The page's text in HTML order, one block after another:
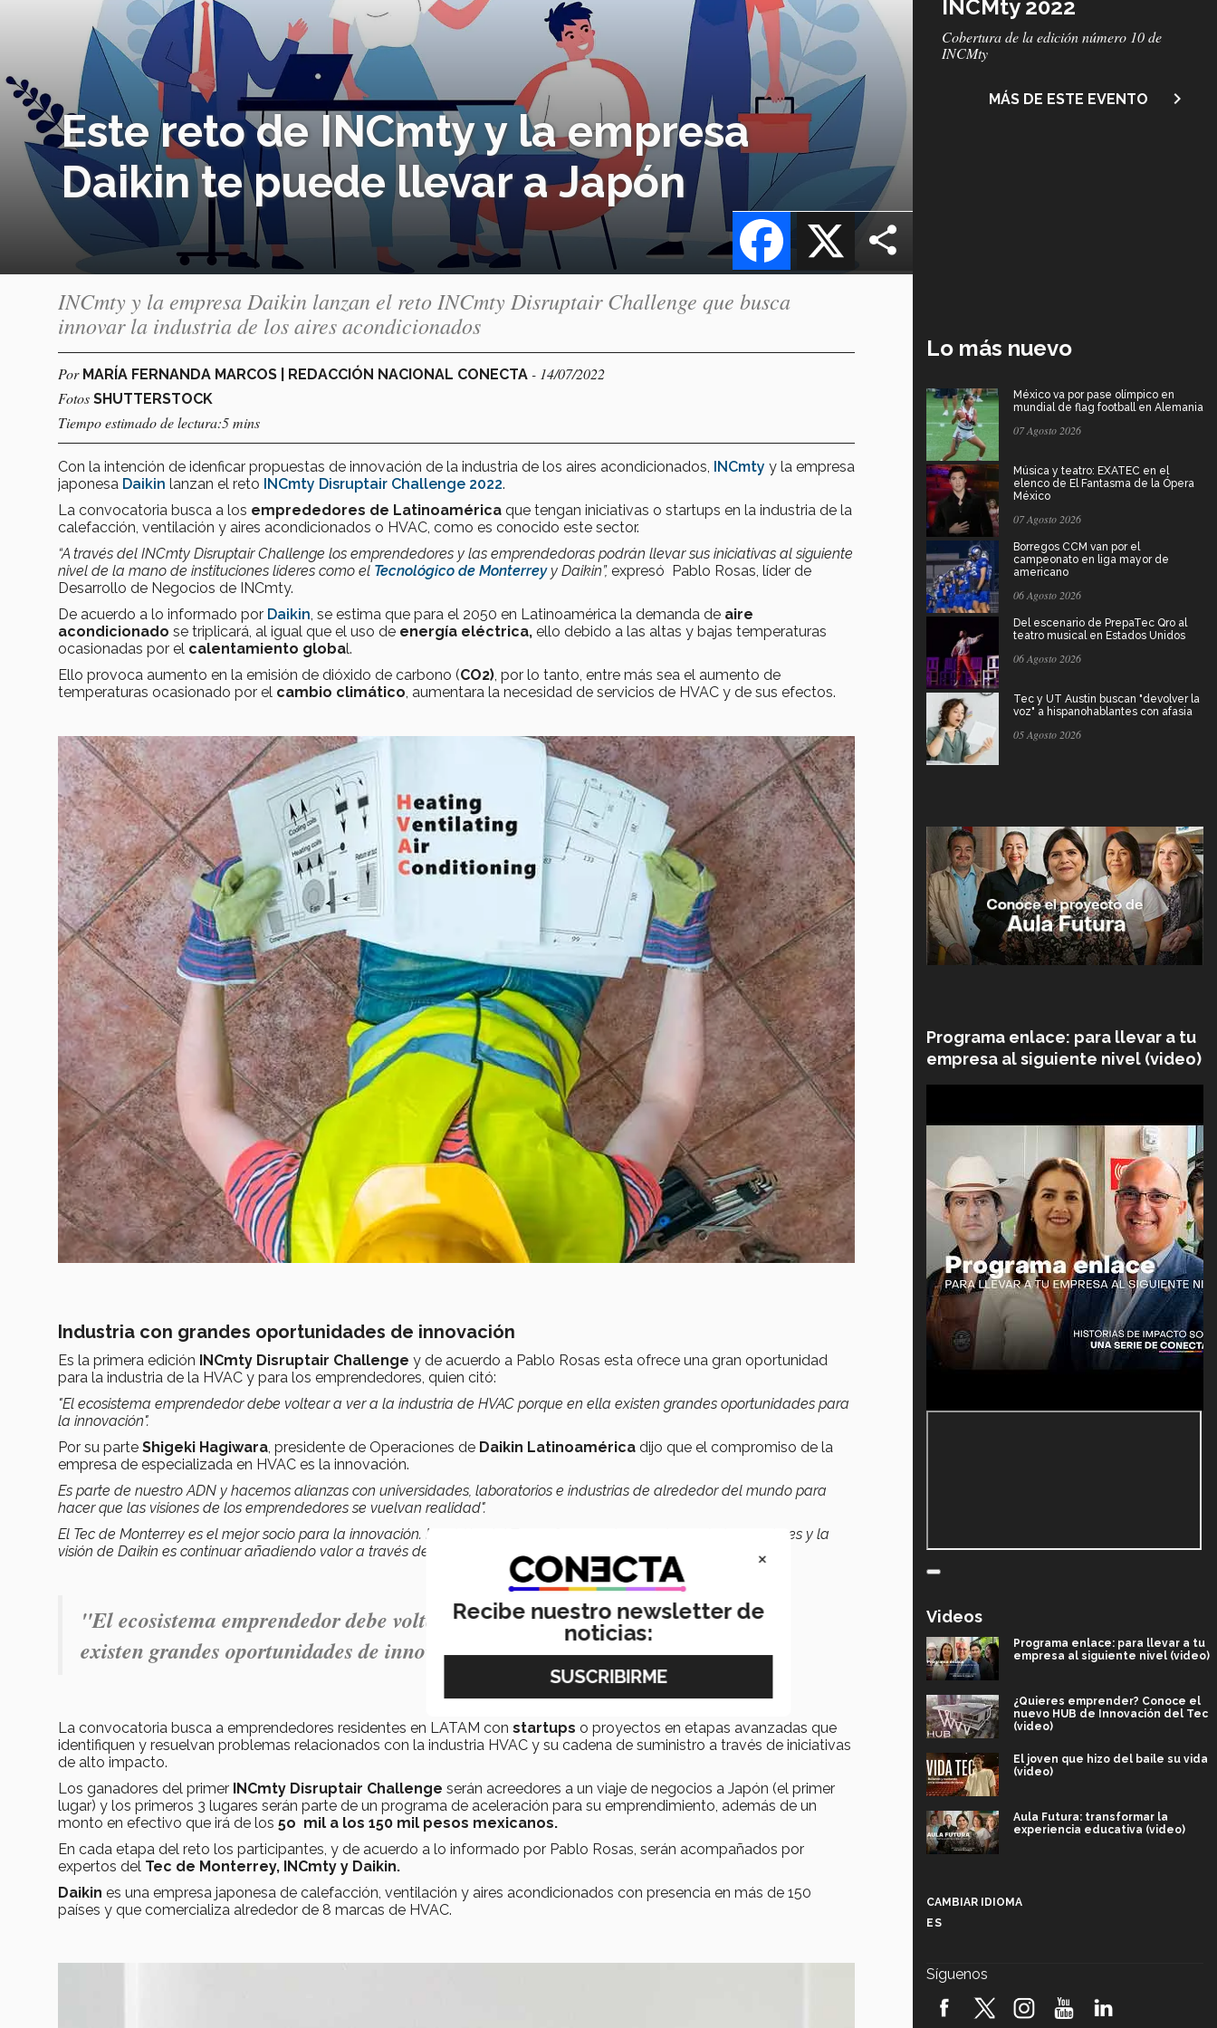
Este reto de INCmty y la empresa
Daikin te puede llevar a Japón
X
Facebook
INCMty 2022
Subtítulo
Cobertura de la edición número 10 de
INCMty
MÁS DE ESTE EVENTO navigate_next
INCmty y la empresa Daikin lanzan el reto INCmty Disruptair Challenge que busca
innovar la industria de los aires acondicionados
Por MARÍA FERNANDA MARCOS | REDACCIÓN NACIONAL CONECTA - 14/07/2022
Fotos SHUTTERSTOCK
Tiempo estimado de lectura:5 mins
Con la intención de idenficar propuestas de innovación de la industria de los aires acondicionados, INCmty y la empresa
japonesa Daikin lanzan el reto INCmty Disruptair Challenge 2022.
La convocatoria busca a los emprededores de Latinoamérica que tengan iniciativas o startups en la industria de la
calefacción, ventilación y aires acondicionados o HVAC, como es conocido este sector.
“A través del INCmty Disruptair Challenge los emprendedores y las emprendedoras podrán llevar sus iniciativas al siguiente
nivel de la mano de instituciones líderes como el Tecnológico de Monterreyy Daikin”, expresó Pablo Rosas, líder de
Desarrollo de Negocios de INCmty.
De acuerdo a lo informado por Daikin, se estima que para el 2050 en Latinoamérica la demanda de aire
acondicionado se triplicará, al igual que el uso de energía eléctrica, ello debido a las altas y bajas temperaturas
ocasionadas por el calentamiento global.
Ello provoca aumento en la emisión de dióxido de carbono (CO2), por lo tanto, entre más sea el aumento de
temperaturas ocasionado por el cambio climático, aumentara la necesidad de servicios de HVAC y de sus efectos.
Industria con grandes oportunidades de innovación
Es la primera edición INCmty Disruptair Challenge y de acuerdo a Pablo Rosas esta ofrece una gran oportunidad
para la industria de la HVAC y para los emprendedores, quien citó:
"El ecosistema emprendedor debe voltear a ver a la industria de HVAC porque en ella existen grandes oportunidades para
la innovación".
Por su parte Shigeki Hagiwara, presidente de Operaciones de Daikin Latinoamérica dijo que el compromiso de la
empresa de especializada en HVAC es la innovación.
Es parte de nuestro ADN y hacemos alianzas con universidades, laboratorios e industrias de alrededor del mundo para
hacer que las visiones de los emprendedores se vuelvan realidad".
El Tec de Monterrey es el mejor socio para la innovación. La visión del Tec es formar a los cuadros más innovadores y la
visión de Daikin es continuar añadiendo valor a través del aire".
"El ecosistema emprendedor debe voltear a ver a la industria de HVAC porque
existen grandes oportunidades de innovación".- Pablo Rosas.
La convocatoria busca a emprendedores residentes en LATAM con startups o proyectos en etapas avanzadas que
identifiquen y resuelvan problemas relacionados con la industria HVAC y su cadena de suministro a través de iniciativas
de alto impacto.
Los ganadores del primer INCmty Disruptair Challenge serán acreedores a un viaje de negocios a Japón (el primer
lugar) y los primeros 3 lugares serán parte de un programa de aceleración para su emprendimiento, además de un
monto en efectivo que irá de los 5o mil a los 150 mil pesos mexicanos.
En cada etapa del reto los participantes, y de acuerdo a lo informado por Pablo Rosas, serán acompañados por
expertos del Tec de Monterrey, INCmty y Daikin.
Daikin es una empresa japonesa de calefacción, ventilación y aires acondicionados con presencia en más de 150
países y que comercializa alrededor de 8 marcas de HVAC.
Lo más nuevo
México va por pase olímpico en
mundial de flag football en Alemania
07 Agosto 2026
Música y teatro: EXATEC en el
elenco de El Fantasma de la Ópera
México
07 Agosto 2026
Borregos CCM van por el
campeonato en liga mayor de
americano
06 Agosto 2026
Del escenario de PrepaTec Qro al
teatro musical en Estados Unidos
06 Agosto 2026
Tec y UT Austin buscan "devolver la
voz" a hispanohablantes con afasia
05 Agosto 2026
Programa enlace: para llevar a tu
empresa al siguiente nivel (video)
Videos
Programa enlace: para llevar a tu
empresa al siguiente nivel (video)
¿Quieres emprender? Conoce el
nuevo HUB de Innovación del Tec
(video)
El joven que hizo del baile su vida
(video)
Aula Futura: transformar la
experiencia educativa (video)
robótica FIRST 2026! (video)
CAMBIAR IDIOMA
ES
Síguenos
×
Recibe nuestro newsletter de
noticias: